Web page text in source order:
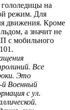
на
режим. Для
движения. Кроме
а значит не
с мобильного
Все
Это
й Военный
с ул.